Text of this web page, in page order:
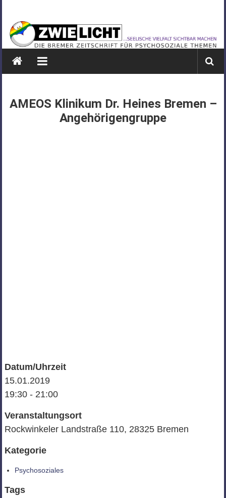
springen
ZWIELICHT
BREMEN
DIE
PSYCHOSOZIALE
AMEOS Klinikum Dr. Heines Bremen –
Angehörigengruppe
Datum/Uhrzeit
15.01.2019
19:30 - 21:00
Veranstaltungsort
Rockwinkeler Landstraße 110, 28325 Bremen
Kategorie
Psychosoziales
Tags